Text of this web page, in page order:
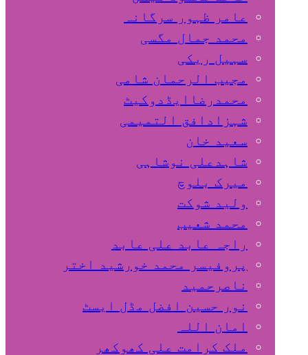
عامر ظہور سرگانہ
محمد جمال مگسی
سہیل ريكی
مجیب الرحمان شامی
محمدرضاایڈدوکیٹ
شہزادافق التمیمی
سعید خان
شاہدعلی نوشاہی
میرک بلوچ
ولید شوکت
محمد شعیب
راجہ عابد علی عابد
پروفیسر محمد خورشید اختر
ناصرحمید
نور حسین افضل مڈل ایسٹ
امان اللہ
ملک کرامت علی کھوکھر